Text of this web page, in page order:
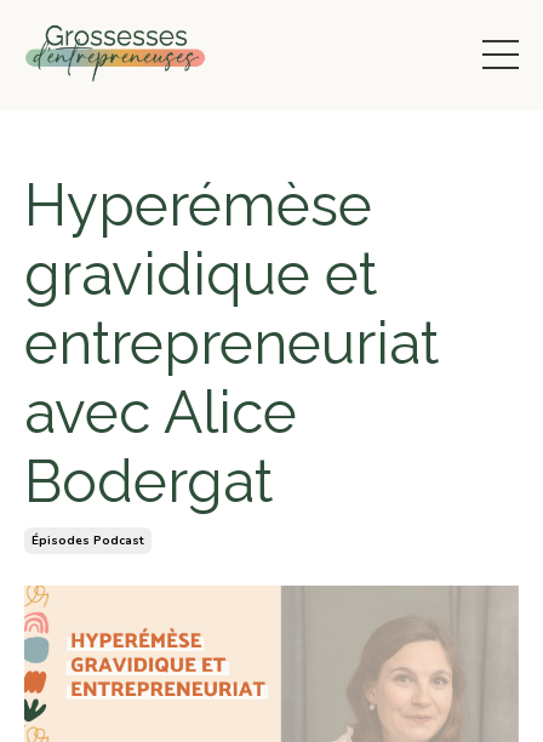
Hyperémèse
gravidique et
entrepreneuriat
avec Alice
Bodergat
Épisodes Podcast